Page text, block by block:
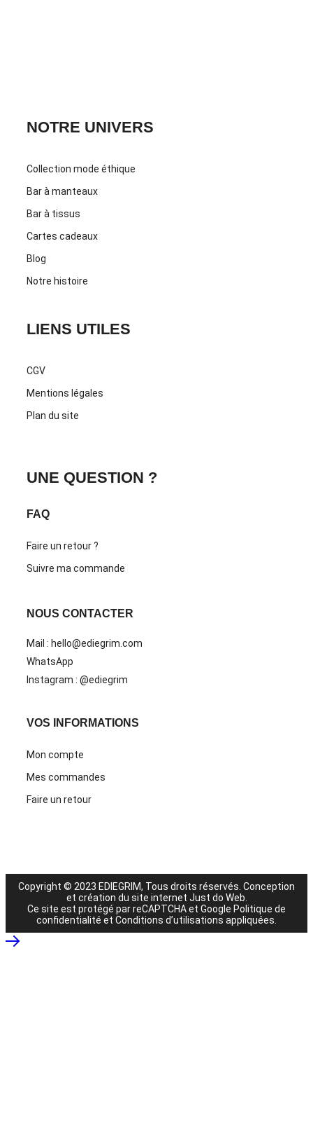
NOTRE UNIVERS
Collection mode éthique
Bar à manteaux
Bar à tissus
Cartes cadeaux
Blog
Notre histoire
LIENS UTILES
CGV
Mentions légales
Plan du site
UNE QUESTION ?
FAQ
Faire un retour ?
Suivre ma commande
NOUS CONTACTER
Mail : hello@ediegrim.com
WhatsApp
Instagram : @ediegrim
VOS INFORMATIONS
Mon compte
Mes commandes
Faire un retour
Copyright © 2023 EDIEGRIM, Tous droits réservés. Conception
et création du site internet Just do Web
Ce site est protégé par reCAPTCHA et Google Politique de
confidentialité et Conditions d’utilisations appliquées.